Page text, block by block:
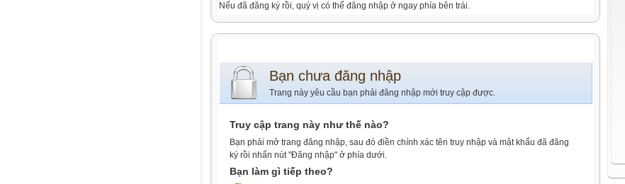
Nếu đã đăng ký rồi, quý vị có thể đăng nhập ở ngay phía bên trái.
Bạn chưa đăng nhập
Trang này yêu cầu bạn phải đăng nhập mới truy cập được.
Truy cập trang này như thế nào?
Bạn phải mở trang đăng nhập, sau đó điền chính xác tên truy nhập và mật khẩu đã đăng
ký rồi nhấn nút "Đăng nhập" ở phía dưới.
Bạn làm gì tiếp theo?